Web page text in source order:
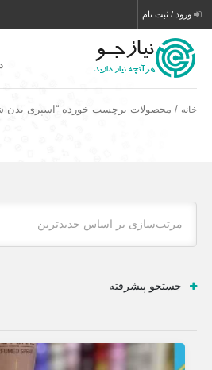
ورود / ثبت نام
خانه / محصولات برچسب خورده “اسپری بدن
مرتب‌سازی بر اساس جدیدترین
جستجو پیشرفته